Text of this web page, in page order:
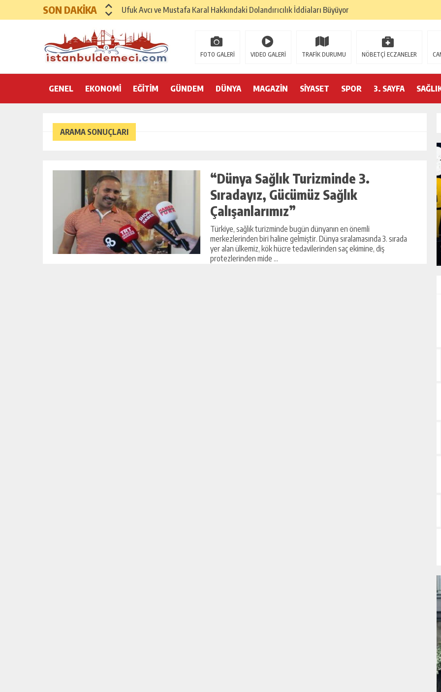
SON DAKİKA
Ufuk Avcı ve Mustafa Karal Hakkındaki Dolandırıcılık İddiaları Büyüyor
Hayırsever İş İnsanı Mehmet Aslan: “Çanakkale, Bir Milletin Yeniden Doğuşudur”
Sinemada Yapay Zeka Sempozyumu Beyoğlu’nda Düzenleniyor
İspanya Sağlık Turizminde 2026 Hedeflerini Büyütüyor
SANAYİ VE TİCARET KONFEDERASYONU SANKON DAN HALİL FALYALI İÇİN MESAJ YAYINLADI
AKADEMİDE VE SEKTÖRDE DEPREM: KONFEDERASYON BAŞKANI HAKKINDA ‘SAHTE DOKTORA’
FOTO GALERİ VIDEO GALERİ TRAFİK DURUMU NÖBETÇİ ECZANELER
GENEL EKONOMİ EĞİTİM GÜNDEM DÜNYA MAGAZİN SİYASET SPOR 3. SAYFA
ARAMA SONUÇLARI
“Dünya Sağlık Turizminde 3.
Sıradayız, Gücümüz Sağlık
Çalışanlarımız”
Türkiye, sağlık turizminde bugün dünyanın en önemli
merkezlerinden biri haline gelmiştir. Dünya sıralamasında 3. sırada
yer alan ülkemiz, kök hücre tedavilerinden saç ekimine, diş
protezlerinden mide ...
GÜNLÜK HABER AKIŞI
HAYIRSEVER İŞ İNSANI MEHMET ASLAN:
“ÇANAKKALE, BIR MILLETIN YENIDEN
DOĞUŞUDUR”
GÜNLÜK HABER AKIŞI
ERUH-DER PIKNIĞINDE BARIŞ, BIRLIK VE
DAYANIŞMA ÖNE ÇIKTI